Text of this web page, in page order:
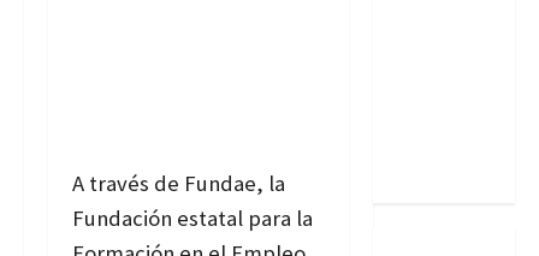
A través de Fundae, la
Fundación estatal para la